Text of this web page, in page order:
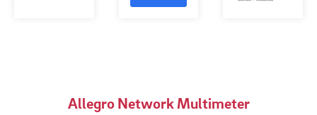
Allegro Network Multimeter